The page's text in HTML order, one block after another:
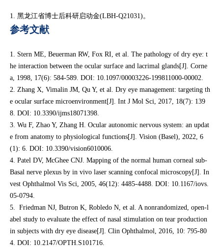
1. 黑龙江省博士后科研启动金(LBH-Q21031)。
参考文献
1. Stern ME, Beuerman RW, Fox RI, et al. The pathology of dry eye: t
he interaction between the ocular surface and lacrimal glands[J]. Corne
a, 1998, 17(6): 584-589. DOI: 10.1097/00003226-199811000-00002.
2. Zhang X, Vimalin JM, Qu Y, et al. Dry eye management: targeting th
e ocular surface microenvironment[J]. Int J Mol Sci, 2017, 18(7): 139
8. DOI: 10.3390/ijms18071398.
3. Wu F, Zhao Y, Zhang H. Ocular autonomic nervous system: an updat
e from anatomy to physiological functions[J]. Vision (Basel), 2022, 6
(1): 6. DOI: 10.3390/vision6010006.
4. Patel DV, McGhee CNJ. Mapping of the normal human corneal sub-
Basal nerve plexus by in vivo laser scanning confocal microscopy[J]. In
vest Ophthalmol Vis Sci, 2005, 46(12): 4485-4488. DOI: 10.1167/iovs.
05-0794.
5. Friedman NJ, Butron K, Robledo N, et al. A nonrandomized, open-l
abel study to evaluate the effect of nasal stimulation on tear production
in subjects with dry eye disease[J]. Clin Ophthalmol, 2016, 10: 795-80
4. DOI: 10.2147/OPTH.S101716.